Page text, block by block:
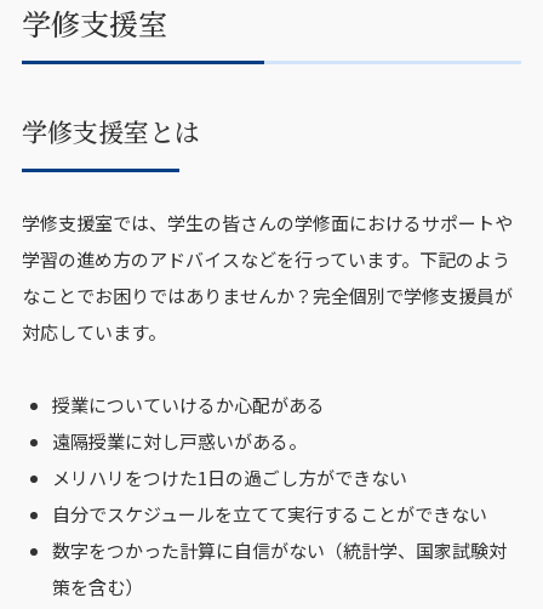
学修支援室
学修支援室とは
学修支援室では、学生の皆さんの学修面におけるサポートや
学習の進め方のアドバイスなどを行っています。下記のよう
なことでお困りではありませんか？完全個別で学修支援員が
対応しています。
授業についていけるか心配がある
遠隔授業に対し戸惑いがある。
メリハリをつけた1日の過ごし方ができない
自分でスケジュールを立てて実行することができない
数字をつかった計算に自信がない（統計学、国家試験対
策を含む）